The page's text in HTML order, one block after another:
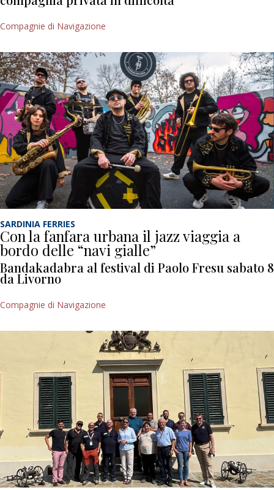
Compagnie di Navigazione
SARDINIA FERRIES
Con la fanfara urbana il jazz viaggia a
bordo delle “navi gialle”
Bandakadabra al festival di Paolo Fresu sabato 8
da Livorno
Compagnie di Navigazione